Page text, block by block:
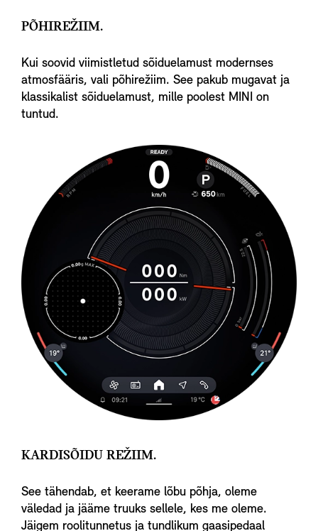
PÕHIREŽIIM.
Kui soovid viimistletud sõiduelamust modernses
atmosfääris, vali põhirežiim. See pakub mugavat ja
klassikalist sõiduelamust, mille poolest MINI on
tuntud.
KARDISÕIDU REŽIIM.
See tähendab, et keerame lõbu põhja, oleme
väledad ja jääme truuks sellele, kes me oleme.
Jäigem roolitunnetus ja tundlikum gaasipedaal